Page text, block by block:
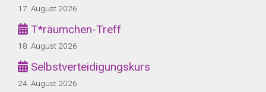
17. August 2026
T*räumchen-Treff
18. August 2026
Selbstverteidigungskurs
24. August 2026